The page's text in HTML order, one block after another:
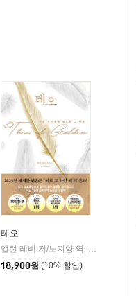
테오
앨런 레비 저/노지양 역
오팬하우스
18,900원 (10% 할인)